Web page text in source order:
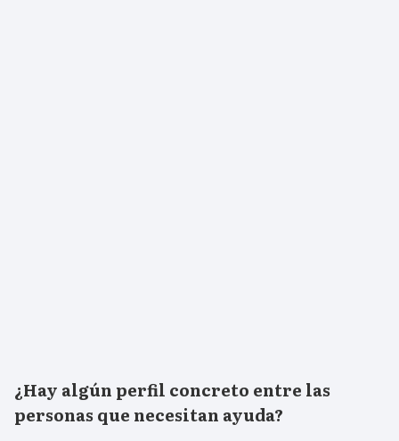
¿Hay algún perfil concreto entre las
personas que necesitan ayuda?